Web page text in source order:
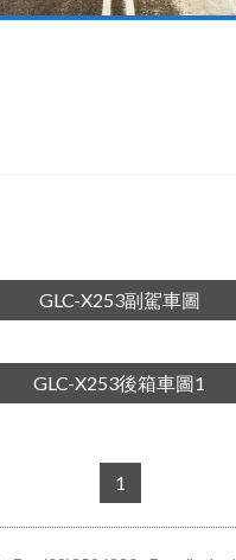
GLC-X253副駕車圖
GLC-X253後箱車圖1
1